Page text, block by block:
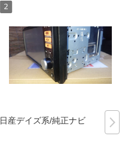
日産デイズ系/純正ナビ